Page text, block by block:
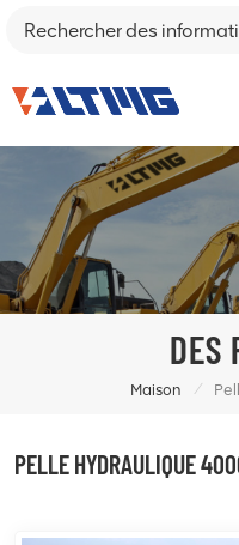
DES
Maison /
PELLE HYDRAULIQUE